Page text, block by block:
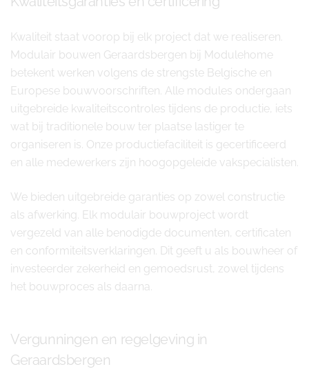
Kwaliteit staat voorop bij elk project dat we realiseren.
Modulair bouwen Geraardsbergen bij Modulehome
betekent werken volgens de strengste Belgische en
Europese bouwvoorschriften. Alle modules ondergaan
uitgebreide kwaliteitscontroles tijdens de productie, iets
wat bij traditionele bouw ter plaatse lastiger te
organiseren is. Onze productiefaciliteit is gecertificeerd
en alle medewerkers zijn hoogopgeleide vakspecialisten.
We bieden uitgebreide garanties op zowel constructie
als afwerking. Elk modulair bouwproject wordt
vergezeld van alle benodigde documenten, certificaten
en conformiteitsverklaringen. Dit geeft u als bouwheer of
investeerder zekerheid en gemoedsrust, zowel tijdens
het bouwproces als daarna.
Vergunningen en regelgeving in
Geraardsbergen